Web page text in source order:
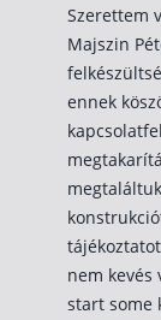
Szerettem
Majszin
ennek
nem kevés
start some